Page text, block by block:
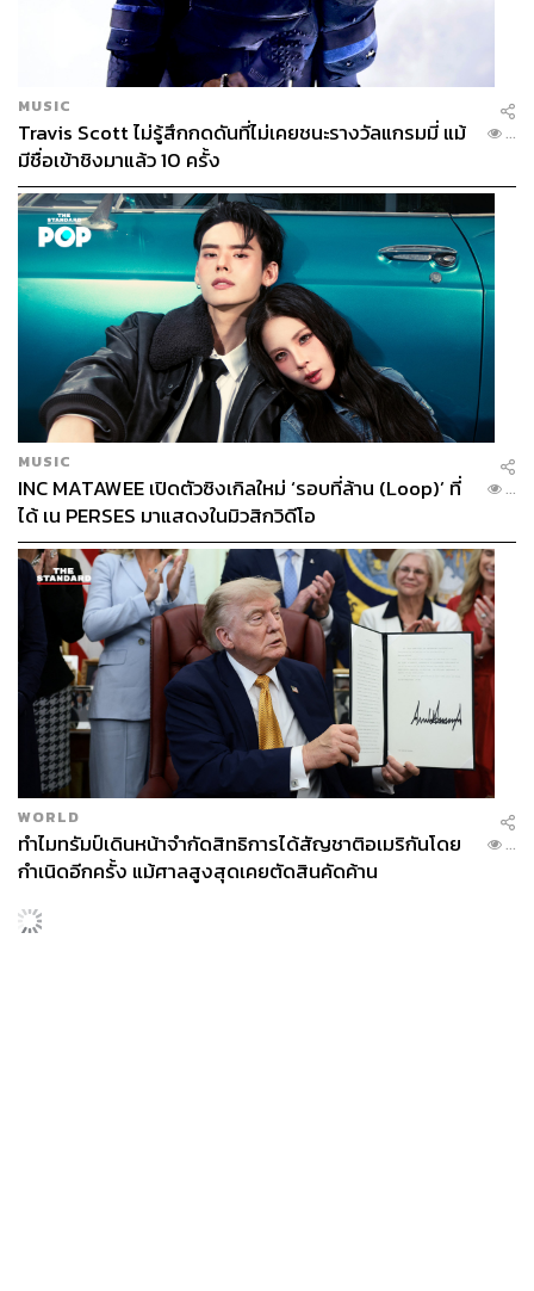
MUSIC
Travis Scott ไม่รู้สึกกดดันที่ไม่เคยชนะรางวัลแกรมมี่ แม้
มีชื่อเข้าชิงมาแล้ว 10 ครั้ง
...
MUSIC
INC MATAWEE เปิดตัวซิงเกิลใหม่ ‘รอบที่ล้าน (Loop)’ ที่
ได้ เน PERSES มาแสดงในมิวสิกวิดีโอ
...
WORLD
ทำไมทรัมป์เดินหน้าจำกัดสิทธิการได้สัญชาติอเมริกันโดย
กำเนิดอีกครั้ง แม้ศาลสูงสุดเคยตัดสินคัดค้าน
...